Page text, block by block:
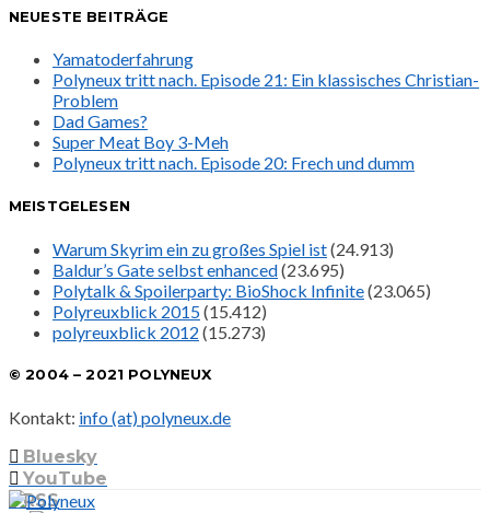
NEUESTE BEITRÄGE
Yamatoderfahrung
Polyneux tritt nach. Episode 21: Ein klassisches Christian-
Problem
Dad Games?
Super Meat Boy 3-Meh
Polyneux tritt nach. Episode 20: Frech und dumm
MEISTGELESEN
Warum Skyrim ein zu großes Spiel ist(24.913)
Baldur’s Gate selbst enhanced(23.695)
Polytalk & Spoilerparty: BioShock Infinite(23.065)
Polyreuxblick 2015(15.412)
polyreuxblick 2012 (15.273)
© 2004 – 2021 POLYNEUX
Kontakt: info (at) polyneux.de
Bluesky
YouTube
RSS